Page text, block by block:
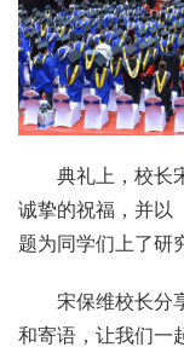
典礼上，校长
诚挚的祝福，并以
题为同学们上了研
宋保维校长分
和寄语，让我们一